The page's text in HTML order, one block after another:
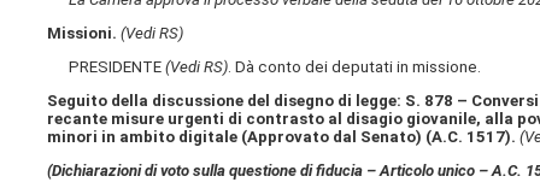
Missioni. (Vedi RS)
PRESIDENTE(Vedi RS) . Dà conto dei deputati in missione.
Seguito della discussione del disegno di legge: S. 878 –
recante misure urgenti di contrasto al disagio giovanile, alla
minori in ambito digitale (Approvato dal Senato) (A.C. 1517​).
(Dichiarazioni di voto sulla questione di fiducia – Articolo unico – A.C.